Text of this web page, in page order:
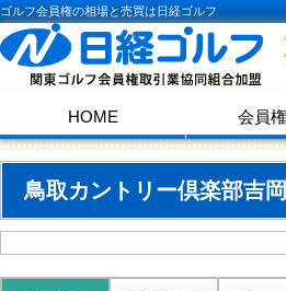
ゴルフ会員権の相場と売買は日経ゴルフ
HOME 会員
鳥取カントリー倶楽部吉